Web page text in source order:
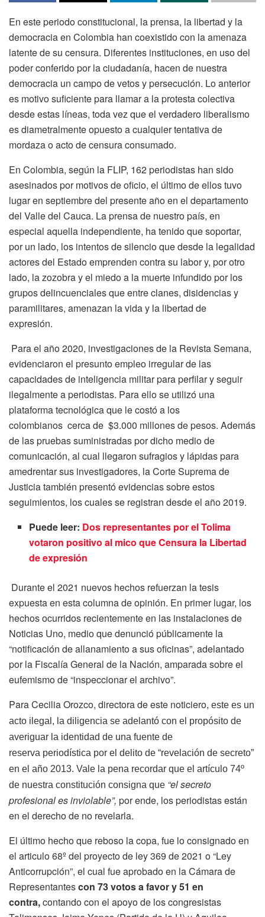
En este periodo constitucional, la prensa, la libertad y la
democracia en Colombia han coexistido con la amenaza
latente de su censura. Diferentes instituciones, en uso del
poder conferido por la ciudadanía, hacen de nuestra
democracia un campo de vetos y persecución. Lo anterior
es motivo suficiente para llamar a la protesta colectiva
desde estas líneas, toda vez que el verdadero liberalismo
es diametralmente opuesto a cualquier tentativa de
mordaza o acto de censura consumado.
En Colombia, según la FLIP, 162 periodistas han sido
asesinados por motivos de oficio, el último de ellos tuvo
lugar en septiembre del presente año en el departamento
del Valle del Cauca. La prensa de nuestro país, en
especial aquella independiente, ha tenido que soportar,
por un lado, los intentos de silencio que desde la legalidad
actores del Estado emprenden contra su labor y, por otro
lado, la zozobra y el miedo a la muerte infundido por los
grupos delincuenciales que entre clanes, disidencias y
paramilitares, amenazan la vida y la libertad de
expresión.
Para el año 2020, investigaciones de la Revista Semana,
evidenciaron el presunto empleo irregular de las
capacidades de inteligencia militar para perfilar y seguir
ilegalmente a periodistas. Para ello se utilizó una
plataforma tecnológica que le costó a los
colombianos cerca de $3.000 millones de pesos. Además
de las pruebas suministradas por dicho medio de
comunicación, al cual llegaron sufragios y lápidas para
amedrentar sus investigadores, la Corte Suprema de
Justicia también presentó evidencias sobre estos
seguimientos, los cuales se registran desde el año 2019.
Puede leer: Dos representantes por el Tolima
votaron positivo al mico que Censura la Libertad
de expresión
Durante el 2021 nuevos hechos refuerzan la tesis
expuesta en esta columna de opinión. En primer lugar, los
hechos ocurridos recientemente en las instalaciones de
Noticias Uno, medio que denunció públicamente la
“notificación de allanamiento a sus oficinas”, adelantado
por la Fiscalía General de la Nación, amparada sobre el
eufemismo de “inspeccionar el archivo”.
Para Cecilia Orozco, directora de este noticiero, este es un
acto ilegal, la diligencia se adelantó con el propósito de
averiguar la identidad de una fuente de
reserva periodística por el delito de “revelación de secreto”
en el año 2013. Vale la pena recordar que el artículo 74º
de nuestra constitución consigna que “el secreto
profesional es inviolable”, por ende, los periodistas están
en el derecho de no revelarla.
El último hecho que reboso la copa, fue lo consignado en
el articulo 68º del proyecto de ley 369 de 2021 o “Ley
Anticorrupción”, el cual fue aprobado en la Cámara de
Representantescon 73 votos a favor y 51 en
contra,contando con el apoyo de los congresistas